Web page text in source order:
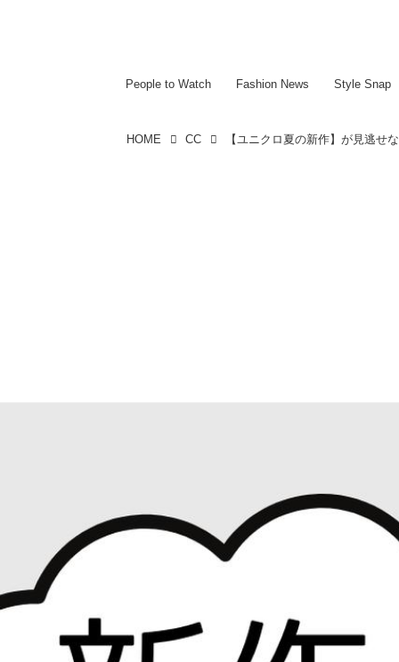
People to Watch Fashion News Style Snap
HOME CC